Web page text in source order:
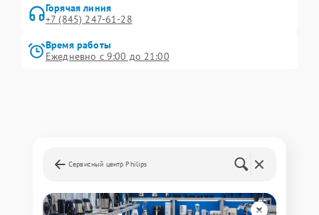
Горячая линия
+7 (845) 247-61-28
Время работы
Ежедневно с 9:00 до 21:00
Сервисный центр Philips